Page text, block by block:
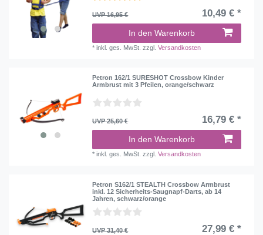
UVP 16,95 € 10,49 € *
In den Warenkorb
*inkl. ges. MwSt. zzgl.Versandkosten
Petron 162/1 SURESHOT Crossbow Kinder
Armbrust mit 3 Pfeilen, orange/schwarz
UVP 25,60 € 16,79 € *
In den Warenkorb
*inkl. ges. MwSt. zzgl.Versandkosten
Petron S162/1 STEALTH Crossbow Armbrust
inkl. 12 Sicherheits-Saugnapf-Darts, ab 14
Jahren, schwarz/orange
UVP 31,40 € 27,99 € *